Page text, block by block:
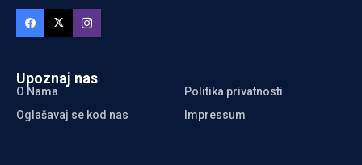
Upoznaj nas
O Nama
Politika privatnosti
Oglašavaj se kod nas
Impressum